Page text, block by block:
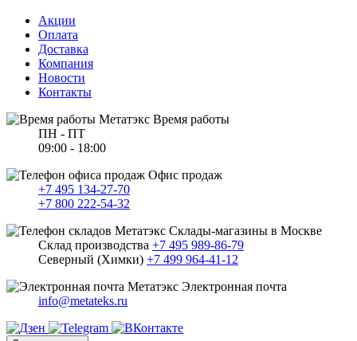
Акции
Оплата
Доставка
Компания
Новости
Контакты
Время работы
ПН - ПТ
09:00 - 18:00
Офис продаж
+7 495 134-27-70
+7 800 222-54-32
Склады-магазины в Москве
Склад производства +7 495 989-86-79
Северный (Химки) +7 499 964-41-12
Электронная почта
info@metateks.ru